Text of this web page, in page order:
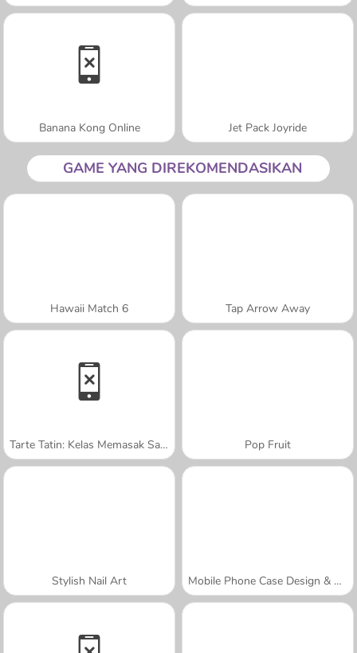
Banana Kong Online Jet Pack Joyride
GAME YANG DIREKOMENDASIKAN
Hawaii Match 6 Tap Arrow Away
Tarte Tatin: Kelas Memasak Sara Pop Fruit
Stylish Nail Art Mobile Phone Case Design & DIY